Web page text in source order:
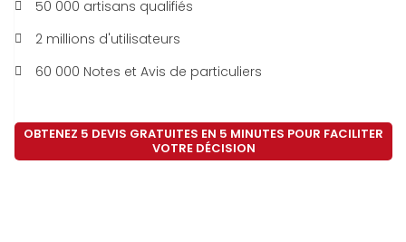
50 000 artisans qualifiés
2 millions d'utilisateurs
60 000 Notes et Avis de particuliers
OBTENEZ 5 DEVIS GRATUITES EN 5 MINUTES POUR FACILITER
VOTRE DÉCISION